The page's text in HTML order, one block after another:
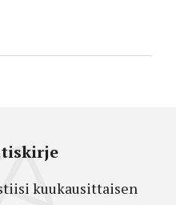
kuukausittaisen